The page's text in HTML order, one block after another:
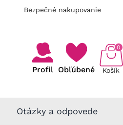
Bezpečné nakupovanie
Profil Obľúbené Košík
0
Otázky a odpovede